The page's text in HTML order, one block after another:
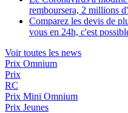
remboursera, 2 millions
Comparez les devis de
vous en 24h, c'est
Voir toutes les news
Prix Omnium
Prix
RC
Prix Mini Omnium
Prix Jeunes